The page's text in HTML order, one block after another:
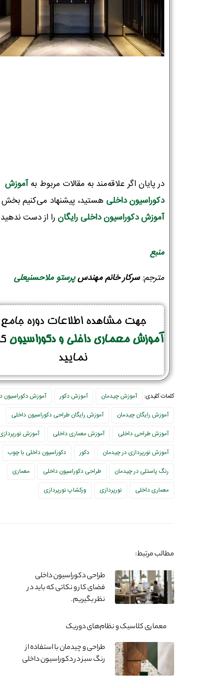
در پایان اگر علاقه‌مند به مقالات مربوط بهآموزش
دکوراسیون‌ داخلی هستید، پیشنهاد می‌کنیم بخش
آموزش دکوراسیون داخلی رایگانرا از دست
منبع
مترجم:سرکارخانم مهندسپرستو ملاحسنیعلی
جهت مشاهده اطلاعات دوره جامع
آموزش معماری داخلی و دکوراسیون
نمایید
کلمات کلیدی: آموزش چیدمان آموزش دکور
آموزش دکوراسیون
آموزش رایگان چیدمان
آموزش رایگان طراحی دکوراسیون داخلی
آموزش طراحی داخلی
آموزش معماری داخلی
آموزش
آموزش نورپردازی در چیدمان
دکور
دکوراسیون داخلی با چوب
رنگ پاستلی در چیدمان
طراحی دکوراسیون داخلی
معماری
معماری داخلی
نورپردازی ورکشاپ نورپردازی
مطالب مرتبط:
طراحی دکوراسیون داخلی
فضای کار و نکاتی که باید در
نظر بگیریم.
معماری کلاسیک و نظام‌های دوریک
طراحی و چیدمان با استفاده از
رنگ سبز در دکوراسیون داخلی